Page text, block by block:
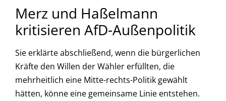
Merz und Haßelmann
kritisieren AfD-Außenpolitik
Sie erklärte abschließend, wenn die bürgerlichen
Kräfte den Willen der Wähler erfüllten, die
mehrheitlich eine Mitte-rechts-Politik gewählt
hätten, könne eine gemeinsame Linie entstehen.